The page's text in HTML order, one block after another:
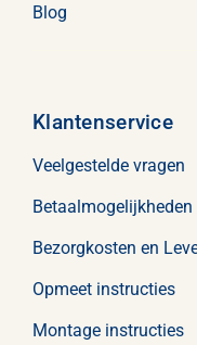
Blog
Klantenservice
Veelgestelde vragen
Betaalmogelijkheden
Bezorgkosten en
Opmeet instructies
Montage instructies